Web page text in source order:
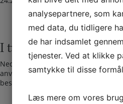
I tvivl? Kontakt os i
Nedenfor kan du kontakte os. Den
anvendes til alle spørgsmål som du
bestræber os på at besvare alle
analysepartnere, som
med data, du tidligere
de har indsamlet
tjenester. Ved at klikke
samtykke til disse
Læs mere om vores